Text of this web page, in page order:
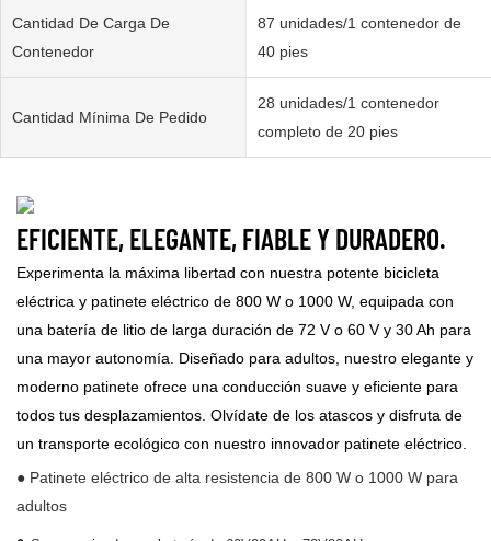
Cantidad De Carga De
Contenedor
87 unidades/1 contenedor de
40 pies
Cantidad Mínima De Pedido
28 unidades/1 contenedor
completo de 20 pies
EFICIENTE, ELEGANTE, FIABLE Y DURADERO.
Experimenta la máxima libertad con nuestra potente bicicleta
eléctrica y patinete eléctrico de 800 W o 1000 W, equipada con
una batería de litio de larga duración de 72 V o 60 V y 30 Ah para
una mayor autonomía. Diseñado para adultos, nuestro elegante y
moderno patinete ofrece una conducción suave y eficiente para
todos tus desplazamientos. Olvídate de los atascos y disfruta de
un transporte ecológico con nuestro innovador patinete eléctrico.
● Patinete eléctrico de alta resistencia de 800 W o 1000 W para
adultos